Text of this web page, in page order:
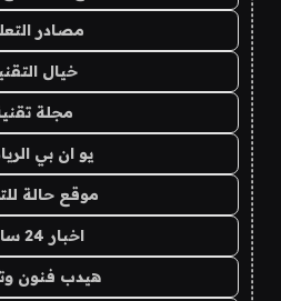
مصادر
خيال
مجلة
يو ان بي
موقع حالة
اخبار 24 ساعة
هيدب فنون